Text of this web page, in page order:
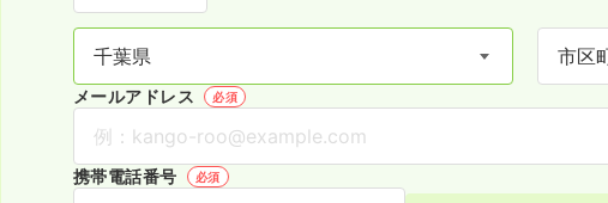
メールアドレス 必須
携帯電話番号 必須